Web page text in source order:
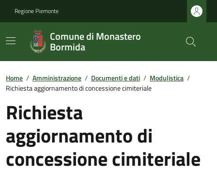
Regione Piemonte
Comune di Monastero
Bormida
Home / Amministrazione / Documenti e dati / Modulistica /
Richiesta aggiornamento di concessione cimiteriale
Richiesta
aggiornamento di
concessione cimiteriale